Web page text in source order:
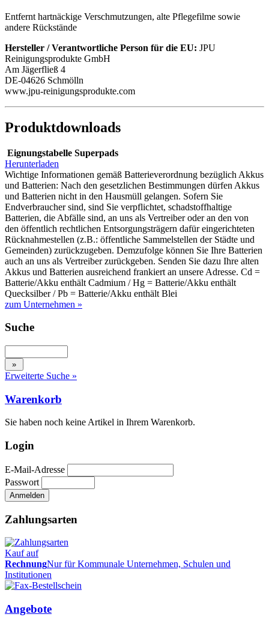
Entfernt hartnäckige Verschmutzungen, alte Pflegefilme sowie
andere Rückstände
Hersteller / Verantwortliche Person für die EU: JPU
Reinigungsprodukte GmbH
Am Jägerfließ 4
DE-04626 Schmölln
www.jpu-reinigungsprodukte.com
Produktdownloads
Eignungstabelle Superpads
Herunterladen
Wichtige Informationen gemäß Batterieverordnung bezüglich Akkus
und Batterien: Nach den gesetzlichen Bestimmungen dürfen Akkus
und Batterien nicht in den Hausmüll gelangen. Sofern Sie
Endverbraucher sind, sind Sie verpflichtet, schadstoffhaltige
Batterien, die Abfälle sind, an uns als Vertreiber oder an den von
den öffentlich rechtlichen Entsorgungsträgern dafür eingerichteten
Rücknahmestellen (z.B.: öffentliche Sammelstellen der Städte und
Gemeinden) zurückzugeben. Demzufolge können Sie Ihre Batterien
auch an uns als Vertreiber zurückgeben. Senden Sie dazu Ihre alten
Akkus und Batterien ausreichend frankiert an unsere Adresse. Cd =
Batterie/Akku enthält Cadmium / Hg = Batterie/Akku enthält
Quecksilber / Pb = Batterie/Akku enthält Blei
zum Unternehmen »
Suche
Erweiterte Suche »
Warenkorb
Sie haben noch keine Artikel in Ihrem Warenkorb.
Login
E-Mail-Adresse
Passwort
Zahlungsarten
Kauf auf
RechnungNur für Kommunale Unternehmen, Schulen und
Institutionen
Angebote